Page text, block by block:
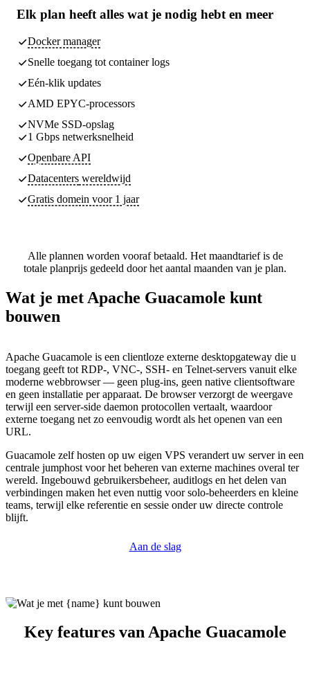
Elk plan heeft alles wat je nodig hebt en meer
Docker manager
Snelle toegang tot container logs
Eén-klik updates
AMD EPYC-processors
NVMe SSD-opslag
1 Gbps netwerksnelheid
Openbare API
Datacenters wereldwijd
Gratis domein voor 1 jaar
Alle plannen worden vooraf betaald. Het maandtarief is de
totale planprijs gedeeld door het aantal maanden van je plan.
Wat je met Apache Guacamole kunt
bouwen
Apache Guacamole is een clientloze externe desktopgateway die u
toegang geeft tot RDP-, VNC-, SSH- en Telnet-servers vanuit elke
moderne webbrowser — geen plug-ins, geen native clientsoftware
en geen installatie per apparaat. De browser verzorgt de weergave
terwijl een server-side daemon protocollen vertaalt, waardoor
externe toegang net zo eenvoudig wordt als het openen van een
URL.
Guacamole zelf hosten op uw eigen VPS verandert uw server in een
centrale jumphost voor het beheren van externe machines overal ter
wereld. Ingebouwd gebruikersbeheer, auditlogs en het delen van
verbindingen maken het even nuttig voor solo-beheerders en kleine
teams, terwijl elke referentie en sessie onder uw directe controle
blijft.
Aan de slag
Key features van Apache Guacamole